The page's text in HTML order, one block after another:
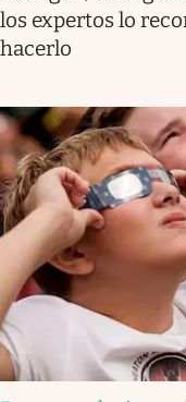
los expertos lo
hacerlo